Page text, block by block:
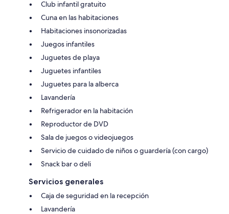
Club infantil gratuito
Cuna en las habitaciones
Habitaciones insonorizadas
Juegos infantiles
Juguetes de playa
Juguetes infantiles
Juguetes para la alberca
Lavandería
Refrigerador en la habitación
Reproductor de DVD
Sala de juegos o videojuegos
Servicio de cuidado de niños o guardería (con cargo)
Snack bar o deli
Servicios generales
Caja de seguridad en la recepción
Lavandería